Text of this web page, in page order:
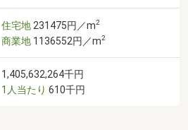
住宅地 231475円／m2
商業地 1136552円／m2
1,405,632,264千円
1人当たり 610千円